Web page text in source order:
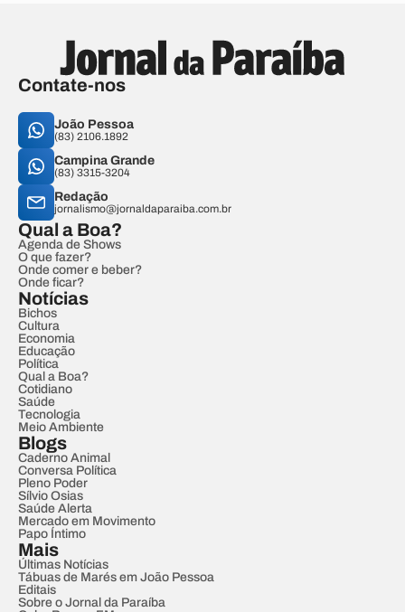
Contate-nos
João Pessoa
(83) 2106.1892
Campina Grande
(83) 3315-3204
Redação
jornalismo@jornaldaparaiba.com.br
Qual a Boa?
Agenda de Shows
O que fazer?
Onde comer e beber?
Onde ficar?
Notícias
Bichos
Cultura
Economia
Educação
Política
Qual a Boa?
Cotidiano
Saúde
Tecnologia
Meio Ambiente
Blogs
Caderno Animal
Conversa Política
Pleno Poder
Sílvio Osias
Saúde Alerta
Mercado em Movimento
Papo Íntimo
Mais
Últimas Notícias
Tábuas de Marés em João Pessoa
Editais
Sobre o Jornal da Paraíba